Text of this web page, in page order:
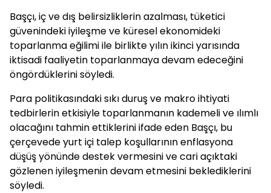
Başçı, iç ve dış belirsizliklerin azalması, tüketici
güvenindeki iyileşme ve küresel ekonomideki
toparlanma eğilimi ile birlikte yılın ikinci yarısında
iktisadi faaliyetin toparlanmaya devam edeceğini
öngördüklerini söyledi.
Para politikasındaki sıkı duruş ve makro ihtiyati
tedbirlerin etkisiyle toparlanmanın kademeli ve ılımlı
olacağını tahmin ettiklerini ifade eden Başçı, bu
çerçevede yurt içi talep koşullarının enflasyona
düşüş yönünde destek vermesini ve cari açıktaki
gözlenen iyileşmenin devam etmesini beklediklerini
söyledi.